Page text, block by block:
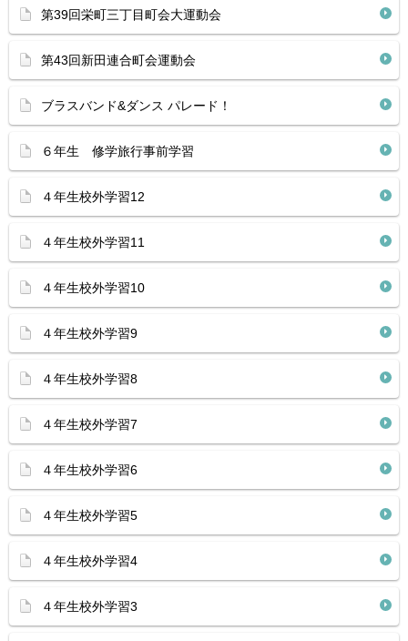
第39回栄町三丁目町会大運動会
第43回新田連合町会運動会
ブラスバンド&ダンス パレード！
６年生 修学旅行事前学習
４年生校外学習12
４年生校外学習11
４年生校外学習10
４年生校外学習9
４年生校外学習8
４年生校外学習7
４年生校外学習6
４年生校外学習5
４年生校外学習4
４年生校外学習3